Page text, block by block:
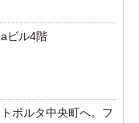
ビル4階
ポルタ中央町へ。フ